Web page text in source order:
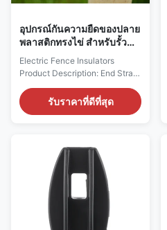
อุปกรณ์กันความยืดของปลาย
พลาสติกทรงไข่ สําหรับรั้ว
ฟาร์ม
Electric Fence Insulators
Product Description: End Strain
Fencing Insulator End Strain
Insulators are the perfect
resistance and durability.
These Egg Shape Insulators are
made of Pp material, and are
2.5 Inch in size...
รับราคาที่ดีที่สุด